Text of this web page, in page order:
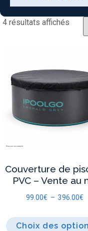
4 résultats affichés
Couverture de
PVC – Vente au
99.00€ – 396.00€
Choix des